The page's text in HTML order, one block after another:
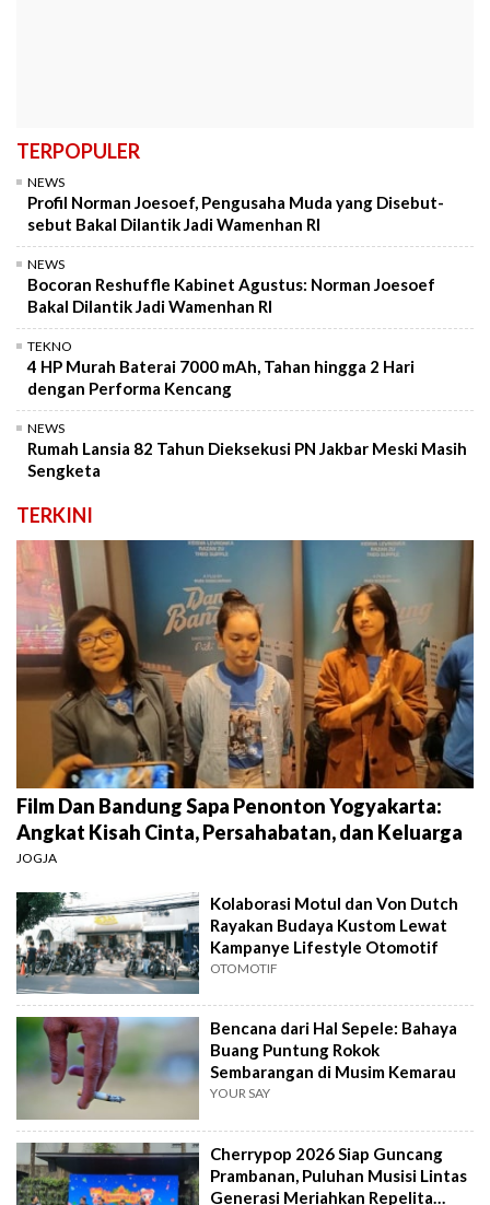
TERPOPULER
NEWS
Profil Norman Joesoef, Pengusaha Muda yang Disebut-
sebut Bakal Dilantik Jadi Wamenhan RI
NEWS
Bocoran Reshuffle Kabinet Agustus: Norman Joesoef
Bakal Dilantik Jadi Wamenhan RI
TEKNO
4 HP Murah Baterai 7000 mAh, Tahan hingga 2 Hari
dengan Performa Kencang
NEWS
Rumah Lansia 82 Tahun Dieksekusi PN Jakbar Meski Masih
Sengketa
TERKINI
Film Dan Bandung Sapa Penonton Yogyakarta:
Angkat Kisah Cinta, Persahabatan, dan Keluarga
JOGJA
Kolaborasi Motul dan Von Dutch
Rayakan Budaya Kustom Lewat
Kampanye Lifestyle Otomotif
OTOMOTIF
Bencana dari Hal Sepele: Bahaya
Buang Puntung Rokok
Sembarangan di Musim Kemarau
YOUR SAY
Cherrypop 2026 Siap Guncang
Prambanan, Puluhan Musisi Lintas
Generasi Meriahkan Repelita